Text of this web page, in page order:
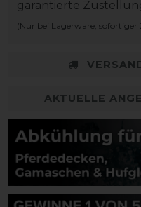
garantierte
(Nur bei Lagerware,
AKTUELLE